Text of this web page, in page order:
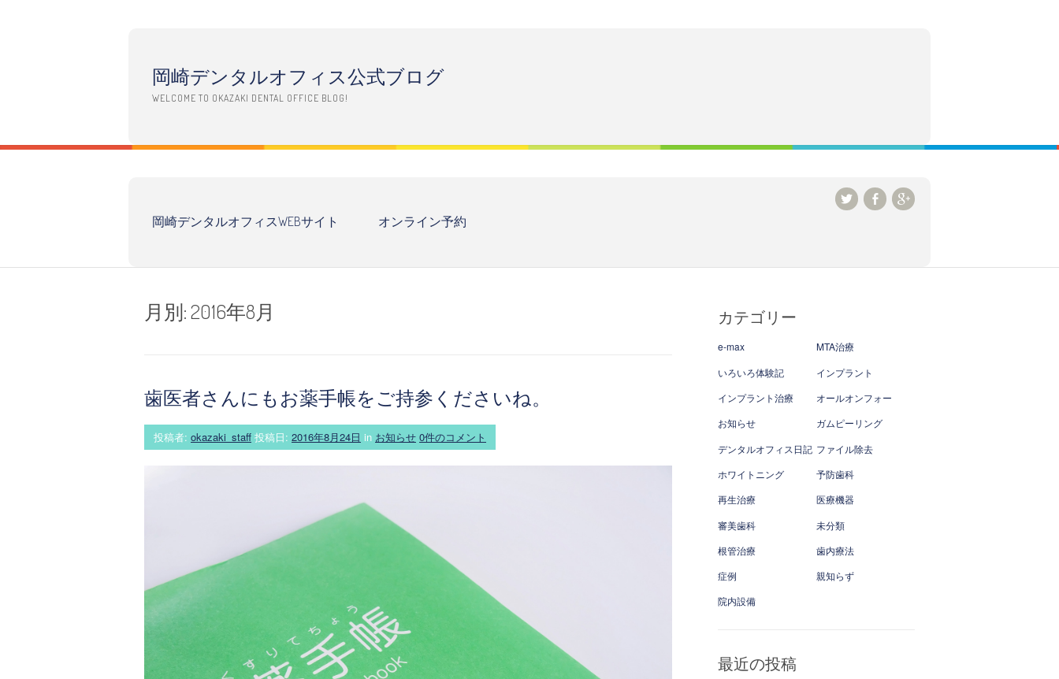
キ
岡崎デンタルオフィス公式ブログ
WELCOME TO OKAZAKI DENTAL OFFICE BLOG!
岡崎デンタルオフィスWEBサイト オンライン予約
月別:2016年8月
歯医者さんにもお薬手帳をご持参くださいね。
投稿者: okazaki_staff 投稿日: 2016年8月24日 in お知らせ 0件のコメント
カテゴリー
e-max
MTA治療
いろいろ体験記
インプラント
インプラント治療
オールオンフォー
お知らせ
ガムピーリング
デンタルオフィス日記 ファイル除去
ホワイトニング
予防歯科
再生治療
医療機器
審美歯科
未分類
根管治療
歯内療法
症例
親知らず
院内設備
最近の投稿